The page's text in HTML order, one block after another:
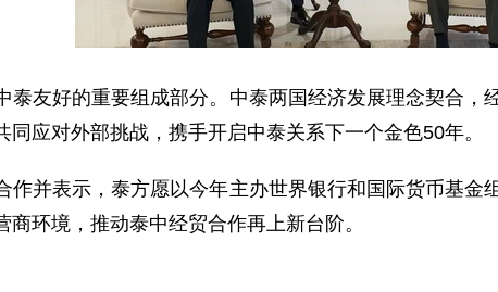
泰友好的重要组成部分。中泰两国经济发展理念契合，
应对外部挑战，携手开启中泰关系下一个金色50年。
作并表示，泰方愿以今年主办世界银行和国际货币基
环境，推动泰中经贸合作再上新台阶。